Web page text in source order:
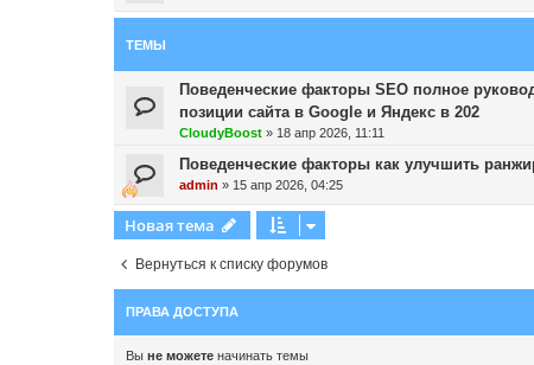
ТЕМЫ
Поведенческие факторы SEO полное
позиции сайта в Google и Яндекс в 202
CloudyBoost » 18 апр 2026, 11:11
Поведенческие факторы как улучшить
admin » 15 апр 2026, 04:25
Новая тема
Вернуться к списку форумов
ПРАВА ДОСТУПА
Вы не можете начинать темы